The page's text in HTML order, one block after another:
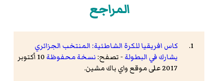
المراجع
كاس افريقيا للكرة الشاطئية: المنتخب الجزائري
يشارك في البطولة - تصفح: نسخة محفوظة
10 أكتوبر
2017 على موقع واي باك مشين.